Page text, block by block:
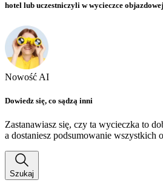
hotel lub uczestniczyli w wycieczce
Nowość AI
Dowiedz się, co sądzą inni
Zastanawiasz się, czy ta wycieczka to
a dostaniesz podsumowanie wszystkich
Szukaj